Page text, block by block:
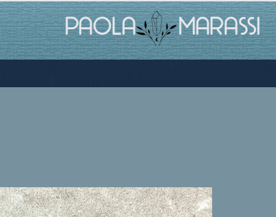
PAOLA MARASSI